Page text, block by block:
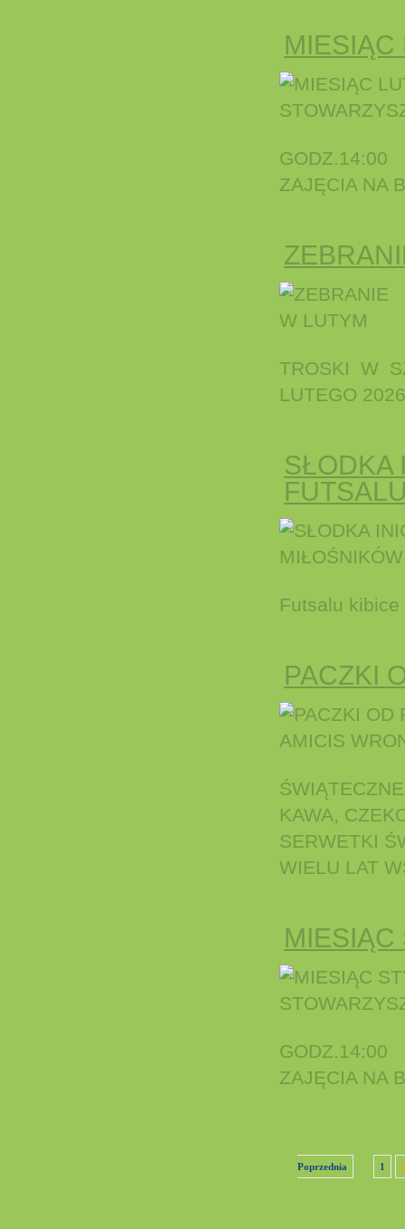
MIESIĄC
GODZ.14:00
ZAJĘCIA NA
TROSKI W
LUTEGO
SŁODKA
Futsalu
PACZKI
KAWA,
SERWETKI
WIELU LAT
MIESIĄC
GODZ.14:00
ZAJĘCIA
Poprzednia 1